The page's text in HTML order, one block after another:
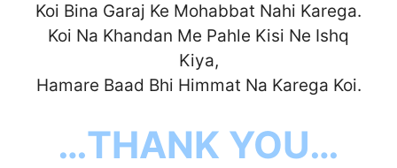
Koi Bina Garaj Ke Mohabbat Nahi Karega.
Koi Na Khandan Me Pahle Kisi Ne Ishq
Kiya,
Hamare Baad Bhi Himmat Na Karega Koi.
…THANK YOU…